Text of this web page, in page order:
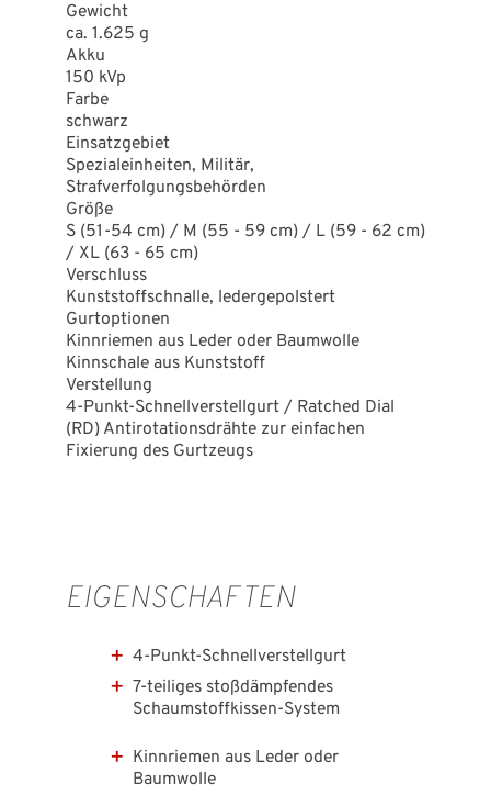
Gewicht
ca. 1.625 g
Akku
150 kVp
Farbe
schwarz
Einsatzgebiet
Spezialeinheiten, Militär,
Strafverfolgungsbehörden
Größe
S (51-54 cm) / M (55 - 59 cm) / L (59 - 62 cm)
/ XL (63 - 65 cm)
Verschluss
Kunststoffschnalle, ledergepolstert
Gurtoptionen
Kinnriemen aus Leder oder Baumwolle
Kinnschale aus Kunststoff
Verstellung
4-Punkt-Schnellverstellgurt / Ratched Dial
(RD) Antirotationsdrähte zur einfachen
Fixierung des Gurtzeugs
EIGENSCHAFTEN
4-Punkt-Schnellverstellgurt
7-teiliges stoßdämpfendes
Schaumstoffkissen-System
Kinnriemen aus Leder oder
Baumwolle